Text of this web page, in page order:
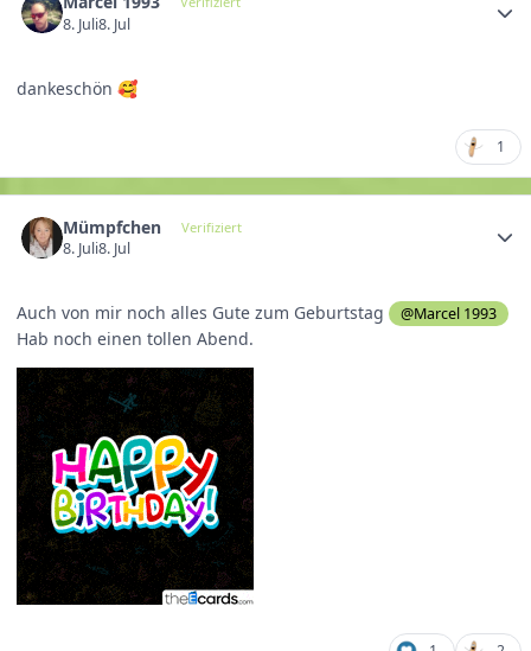
8. Juli8. Jul
dankeschön 🥰
1
Mümpfchen Verifiziert
8. Juli8. Jul
Auch von mir noch alles Gute zum Geburtstag @Marcel 1993
Hab noch einen tollen Abend.